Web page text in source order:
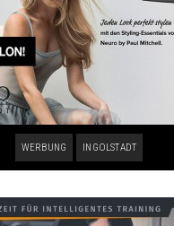
WERBUNG INGOLSTADT